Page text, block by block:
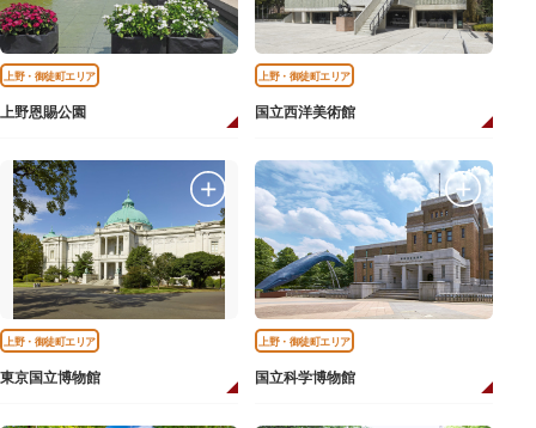
上野・御徒町エリア
上野恩賜公園
上野・御徒町エリア
国立西洋美術館
上野・御徒町エリア
東京国立博物館
上野・御徒町エリア
国立科学博物館